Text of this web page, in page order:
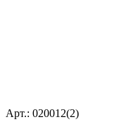
Арт.: 020012(2)